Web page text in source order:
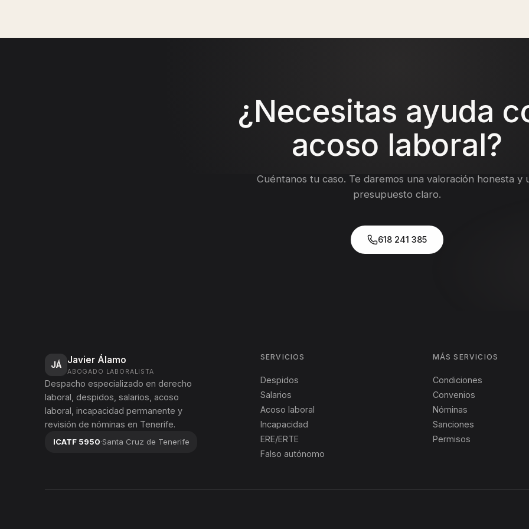
¿Necesitas ayuda
acoso laboral?
Cuéntanos tu caso. Te daremos una valoración honesta y
presupuesto claro.
618 241 385
JÁ Javier Álamo
ABOGADO LABORALISTA
Despacho especializado en derecho
laboral, despidos, salarios, acoso
laboral, incapacidad permanente y
revisión de nóminas en Tenerife.
ICATF 5950·Santa Cruz de Tenerife
SERVICIOS
Despidos
Salarios
Acoso laboral
Incapacidad
ERE/ERTE
Falso autónomo
MÁS SERVICIOS
Condiciones
Convenios
Nóminas
Sanciones
Permisos